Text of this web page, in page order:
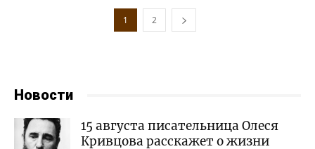
1 2
Новости
15 августа писательница Олеся
Кривцова расскажет о жизни